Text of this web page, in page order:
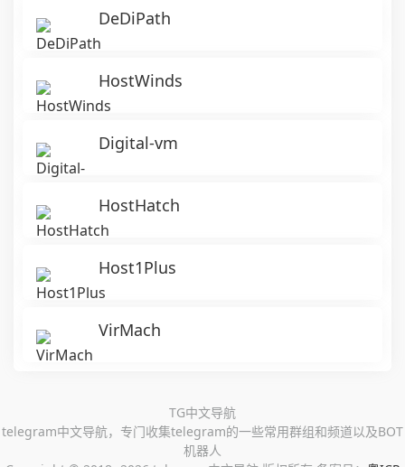
DeDiPath
HostWinds
Digital-vm
HostHatch
Host1Plus
VirMach
TG中文导航
telegram中文导航，专门收集telegram的一些常用群组和频道以及BOT
机器人